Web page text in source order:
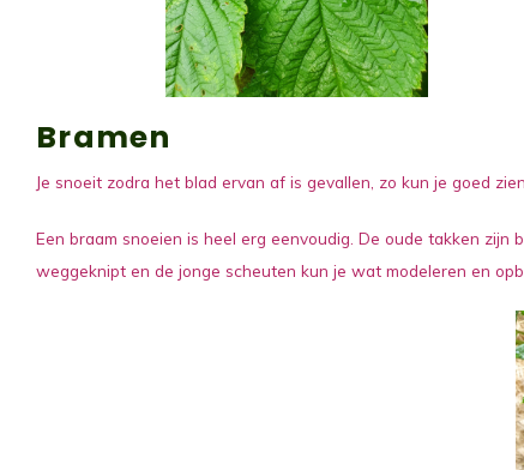
Bramen
Je snoeit zodra het blad ervan af is gevallen, zo kun je goed
Een braam snoeien is heel erg eenvoudig. De oude takken
weggeknipt en de jonge scheuten kun je wat modeleren en